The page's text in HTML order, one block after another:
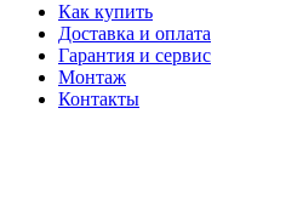
Как купить
Доставка и оплата
Гарантия и сервис
Монтаж
Контакты